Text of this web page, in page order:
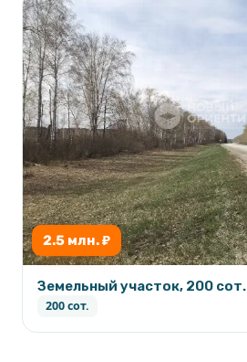
2.5 млн. ₽
Земельный участок, 200 сот.
200 сот.